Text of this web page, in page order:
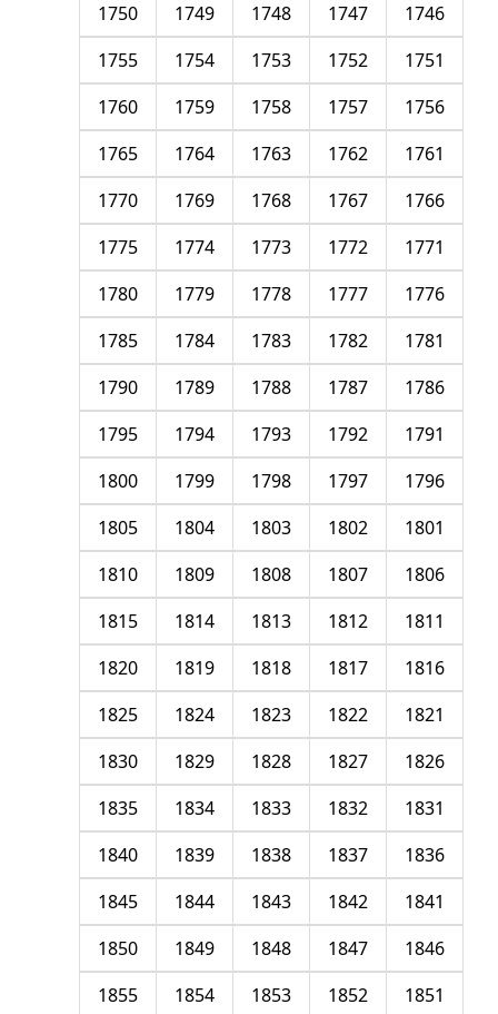
1746
1747
1748
1749
1750
1751
1752
1753
1754
1755
1756
1757
1758
1759
1760
1761
1762
1763
1764
1765
1766
1767
1768
1769
1770
1771
1772
1773
1774
1775
1776
1777
1778
1779
1780
1781
1782
1783
1784
1785
1786
1787
1788
1789
1790
1791
1792
1793
1794
1795
1796
1797
1798
1799
1800
1801
1802
1803
1804
1805
1806
1807
1808
1809
1810
1811
1812
1813
1814
1815
1816
1817
1818
1819
1820
1821
1822
1823
1824
1825
1826
1827
1828
1829
1830
1831
1832
1833
1834
1835
1836
1837
1838
1839
1840
1841
1842
1843
1844
1845
1846
1847
1848
1849
1850
1851
1852
1853
1854
1855